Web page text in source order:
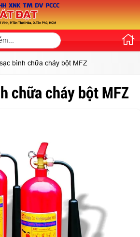
bình chữa cháy bột MFZ
chữa cháy bột MFZ